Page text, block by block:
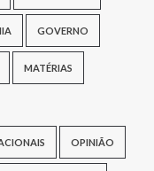
GOVERNO
MATÉRIAS
OPINIÃO